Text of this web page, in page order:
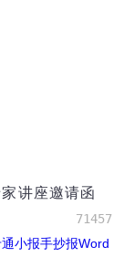
讲座邀请函
71457